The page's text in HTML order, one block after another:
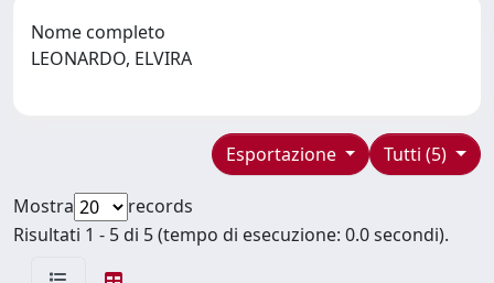
Nome completo
LEONARDO, ELVIRA
Tutti (5)
Esportazione
Mostra
records
Risultati 1 - 5 di 5 (tempo di esecuzione: 0.0 secondi).